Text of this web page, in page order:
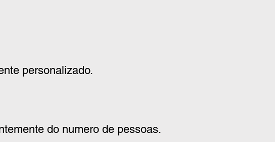
personalizado.
do numero de pessoas.